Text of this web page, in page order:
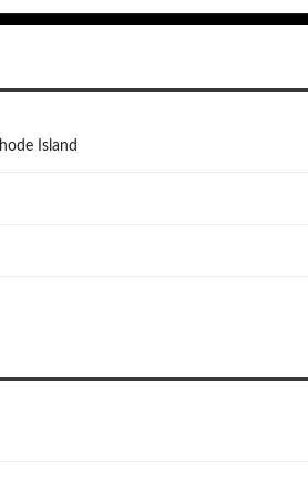
Island